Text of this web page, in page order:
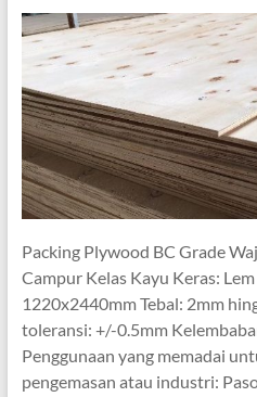
Packing Plywood BC Grade
Campur Kelas Kayu Keras:
1220x2440mm Tebal: 2mm
toleransi: +/-0.5mm
Penggunaan yang memadai
pengemasan atau industri: